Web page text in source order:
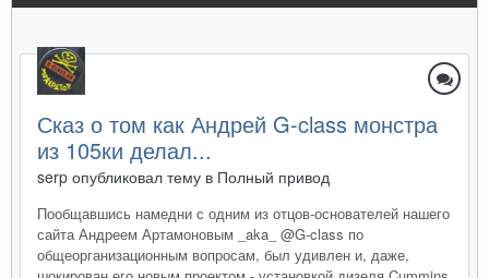
Сказ о том как Андрей G-class монстра
из 105ки делал...
serp опубликовал тему в Полный привод
Пообщавшись намедни с одним из отцов-основателей нашего
сайта Андреем Артамоновым _aka_ @G-class по
общеорганизационным вопросам, был удивлен и, даже,